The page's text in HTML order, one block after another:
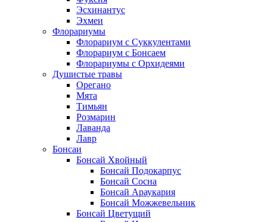
Эсхинантус
Эхмеи
Флорариумы
Флорариум с Суккулентами
Флорариум с Бонсаем
Флорариумы с Орхидеями
Душистые травы
Орегано
Мята
Тимьян
Розмарин
Лаванда
Лавр
Бонсаи
Бонсай Хвойный
Бонсай Подокарпус
Бонсай Сосна
Бонсай Араукария
Бонсай Можжевельник
Бонсай Цветущий